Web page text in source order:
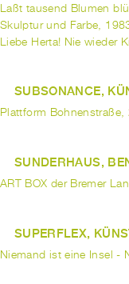
Laßt tausend Blumen
Skulptur und Farbe,
Liebe Herta! Nie wieder
SUBSONANCE,
Plattform Bohnenstraße,
SUNDERHAUS,
ART BOX der Bremer
SUPERFLEX,
Niemand ist eine Insel -